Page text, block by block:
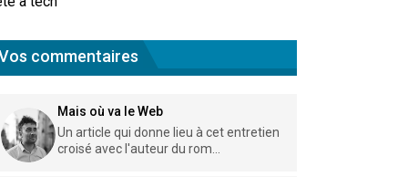
commentaires
Mais où va le Web
Un article qui donne lieu à cet entretien
croisé avec l'auteur du rom...